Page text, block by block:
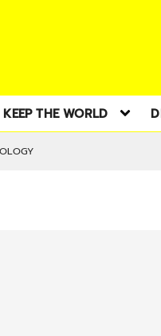
KEEP THE WORLD